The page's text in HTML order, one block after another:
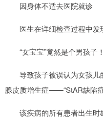
因身体不适去医院就诊
医生在详细检查过程中发
“女宝宝”竟然是个男孩子！
导致孩子被误认为女孩儿
腺皮质增生症——“StAR缺陷症
该疾病的所有患者出生时